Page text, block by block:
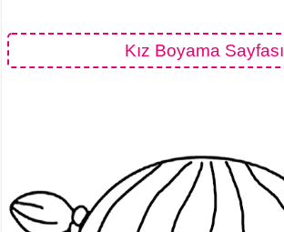
Kız Boyama Sayfası